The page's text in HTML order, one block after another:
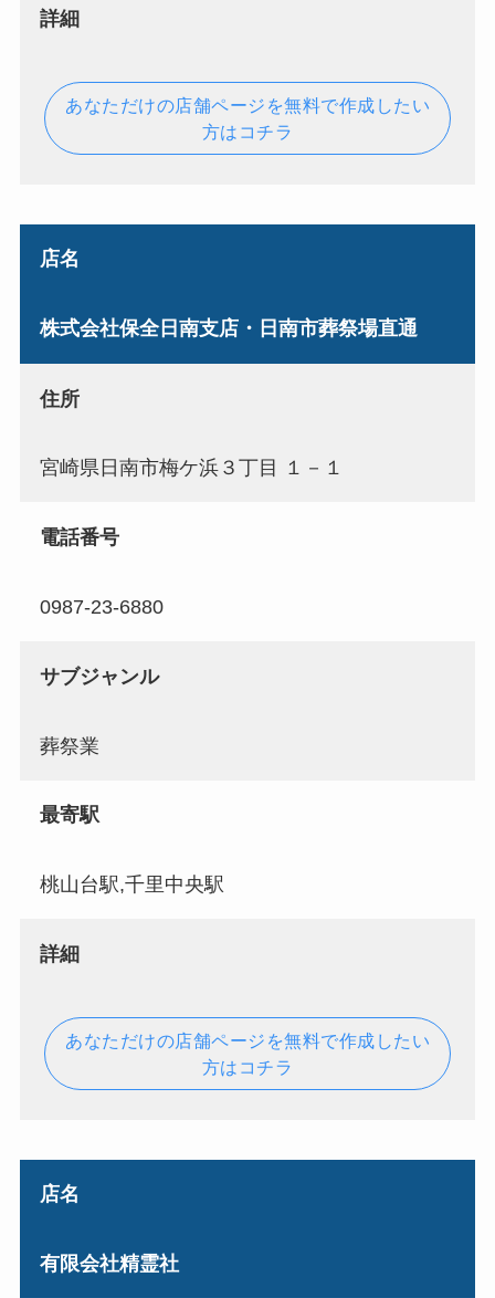
詳細
あなただけの店舗ページを無料で作成したい
方はコチラ
店名
株式会社保全日南支店・日南市葬祭場直通
住所
宮崎県日南市梅ケ浜３丁目 １－１
電話番号
0987-23-6880
サブジャンル
葬祭業
最寄駅
桃山台駅,千里中央駅
詳細
あなただけの店舗ページを無料で作成したい
方はコチラ
店名
有限会社精霊社